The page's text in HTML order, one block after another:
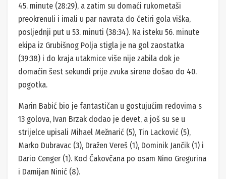
45. minute (28:29), a zatim su domaći rukometaši
preokrenuli i imali u par navrata do četiri gola viška,
posljednji put u 53. minuti (38:34). Na isteku 56. minute
ekipa iz Grubišnog Polja stigla je na gol zaostatka
(39:38) i do kraja utakmice više nije zabila dok je
domaćin šest sekundi prije zvuka sirene došao do 40.
pogotka.
Marin Babić bio je fantastičan u gostujućim redovima s
13 golova, Ivan Brzak dodao je devet, a još su se u
strijelce upisali Mihael Mežnarić (5), Tin Lacković (5),
Marko Dubravac (3), Dražen Vereš (1), Dominik Jančik (1) i
Dario Cenger (1). Kod Čakovčana po osam Nino Gregurina
i Damijan Ninić (8).